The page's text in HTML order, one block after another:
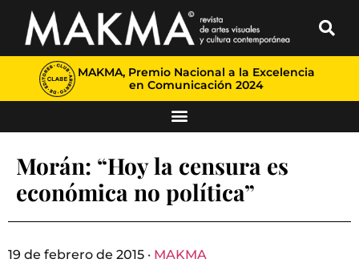
MAKMA, Premio Nacional a la Excelencia
en Comunicación 2024
Morán: “Hoy la censura es
económica no política”
19 de febrero de 2015 · MAKMA